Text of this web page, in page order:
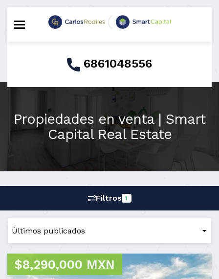
Toggle navigation
6861048556
Propiedades en venta | Smart
Capital Real Estate
Filtros 1
$8,290,000 MXN